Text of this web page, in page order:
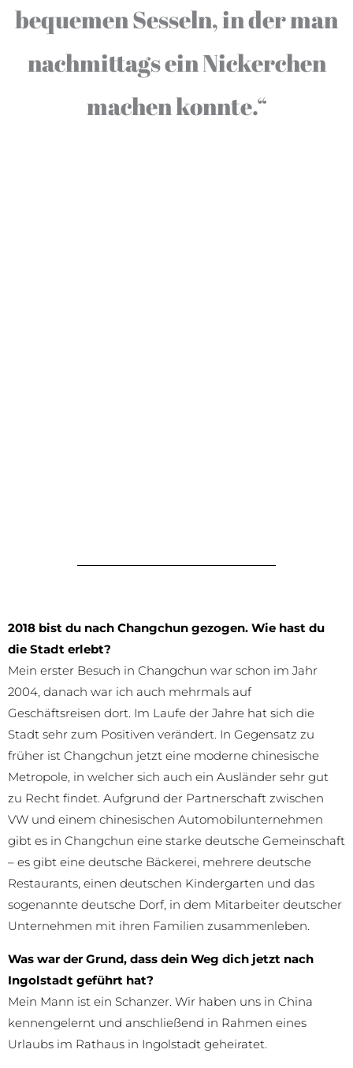
bequemen Sesseln, in der man
nachmittags ein Nickerchen
machen konnte.“
2018 bist du nach Changchun gezogen. Wie hast du
die Stadt erlebt?
Mein erster Besuch in Changchun war schon im Jahr
2004, danach war ich auch mehrmals auf
Geschäftsreisen dort. Im Laufe der Jahre hat sich die
Stadt sehr zum Positiven verändert. In Gegensatz zu
früher ist Changchun jetzt eine moderne chinesische
Metropole, in welcher sich auch ein Ausländer sehr gut
zu Recht findet. Aufgrund der Partnerschaft zwischen
VW und einem chinesischen Automobilunternehmen
gibt es in Changchun eine starke deutsche Gemeinschaft
– es gibt eine deutsche Bäckerei, mehrere deutsche
Restaurants, einen deutschen Kindergarten und das
sogenannte deutsche Dorf, in dem Mitarbeiter deutscher
Unternehmen mit ihren Familien zusammenleben.
Was war der Grund, dass dein Weg dich jetzt nach
Ingolstadt geführt hat?
Mein Mann ist ein Schanzer. Wir haben uns in China
kennengelernt und anschließend in Rahmen eines
Urlaubs im Rathaus in Ingolstadt geheiratet.